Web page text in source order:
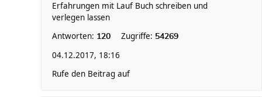
Erfahrungen mit Lauf Buch schreiben und
verlegen lassen
Antworten: 120 Zugriffe: 54269
04.12.2017, 18:16
Rufe den Beitrag auf